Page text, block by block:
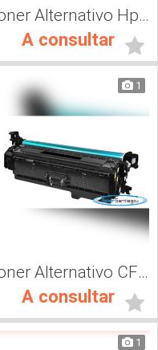
Toner Alternativo Hp 202A, Impresora Láser
A consultar
1
Toner Alternativo CF400A, Impresora Láser
A consultar
1